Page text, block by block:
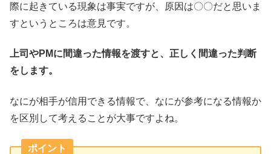
際に起きている現象は事実ですが、原因は〇〇だと思いま
すというところは意見です。
上司やPMに間違った情報を渡すと、正しく間違った判断
をします。
なにが相手が信用できる情報で、なにが参考になる情報か
を区別して考えることが大事ですよね。
ポイント